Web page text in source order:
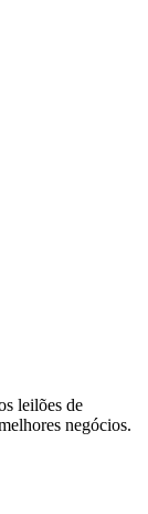
leilões de
negócios.